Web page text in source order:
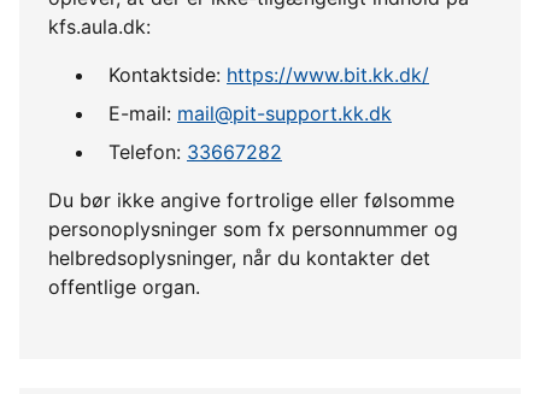
kfs.aula.dk:
Kontaktside: https://www.bit.kk.dk/
E-mail: mail@pit-support.kk.dk
Telefon: 33667282
Du bør ikke angive fortrolige eller følsomme
personoplysninger som fx personnummer og
helbredsoplysninger, når du kontakter det
offentlige organ.